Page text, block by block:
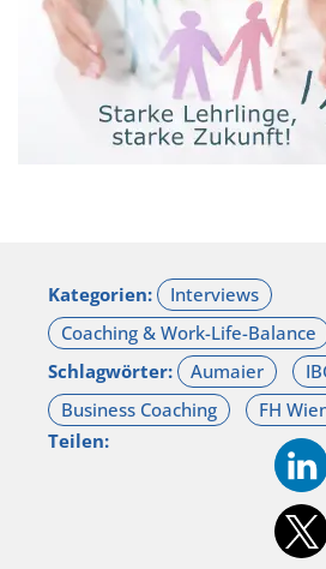
Kategorien:
Schlagwörter:
Teilen: